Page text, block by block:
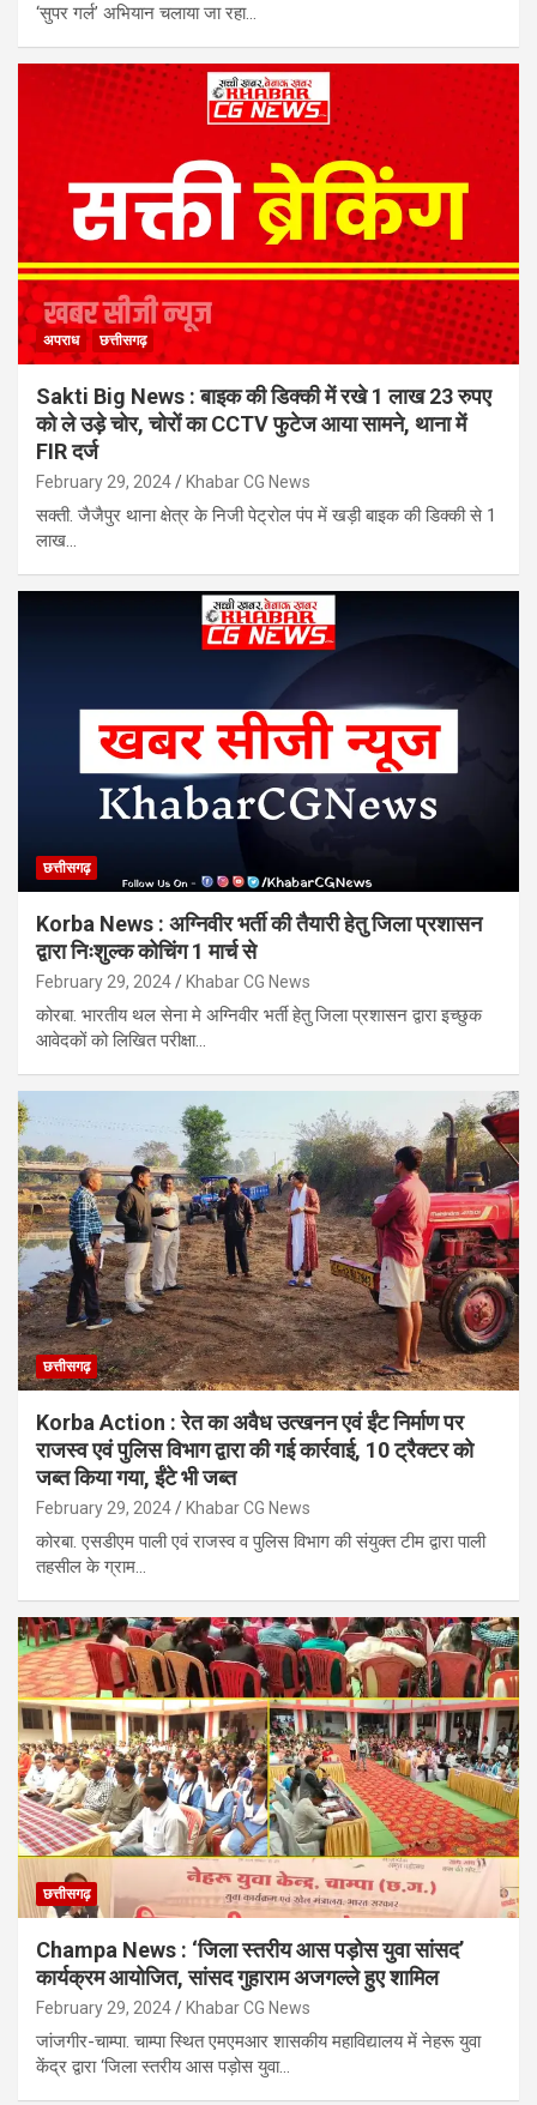
‘सुपर गर्ल’ अभियान चलाया जा रहा…
अपराध छत्तीसगढ़
Sakti Big News : बाइक की डिक्की में रखे 1 लाख 23 रुपए
को ले उड़े चोर, चोरों का CCTV फुटेज आया सामने, थाना में
FIR दर्ज
February 29, 2024 Khabar CG News
सक्ती. जैजैपुर थाना क्षेत्र के निजी पेट्रोल पंप में खड़ी बाइक की डिक्की से 1
लाख…
छत्तीसगढ़
Korba News : अग्निवीर भर्ती की तैयारी हेतु जिला प्रशासन
द्वारा निःशुल्क कोचिंग 1 मार्च से
February 29, 2024 Khabar CG News
कोरबा. भारतीय थल सेना मे अग्निवीर भर्ती हेतु जिला प्रशासन द्वारा इच्छुक
आवेदकों को लिखित परीक्षा…
छत्तीसगढ़
Korba Action : रेत का अवैध उत्खनन एवं ईंट निर्माण पर
राजस्व एवं पुलिस विभाग द्वारा की गई कार्रवाई, 10 ट्रैक्टर को
जब्त किया गया, ईंटे भी जब्त
February 29, 2024 Khabar CG News
कोरबा. एसडीएम पाली एवं राजस्व व पुलिस विभाग की संयुक्त टीम द्वारा पाली
तहसील के ग्राम…
छत्तीसगढ़
Champa News : ‘जिला स्तरीय आस पड़ोस युवा सांसद’
कार्यक्रम आयोजित, सांसद गुहाराम अजगल्ले हुए शामिल
February 29, 2024 Khabar CG News
जांजगीर-चाम्पा. चाम्पा स्थित एमएमआर शासकीय महाविद्यालय में नेहरू युवा
केंद्र द्वारा ‘जिला स्तरीय आस पड़ोस युवा…